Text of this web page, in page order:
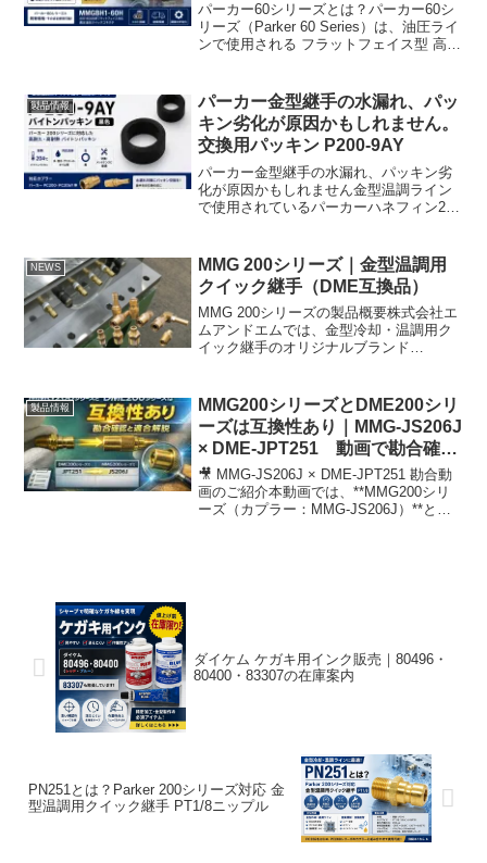
パーカー60シリーズとは？パーカー60シ
リーズ（Parker 60 Series）は、油圧ライ
ンで使用される フラットフェイス型 高圧
続時の油漏れ低減異物混入防...
製品情報
パーカー金型継手の水漏れ、パッ
キン劣化が原因かもしれません。
交換用パッキン P200-9AY
パーカー金型継手の水漏れ、パッキン劣
化が原因かもしれません金型温調ライン
で使用されているパーカーハネフィン200
シール不良が発生することがあります。
その原因、実は「継手...
NEWS
MMG 200シリーズ｜金型温調用
クイック継手（DME互換品）
MMG 200シリーズの製品概要株式会社エ
ムアンドエムでは、金型冷却・温調用ク
イック継手のオリジナルブランド
200シリーズと互換性があり、既存のシス
テムにスムーズ...
製品情報
MMG200シリーズとDME200シリ
ーズは互換性あり｜MMG-JS206J
× DME-JPT251 動画で勘合確認
と適合解説
🎥 MMG-JS206J × DME-JPT251 勘合動
画のご紹介本動画では、**MMG200シリ
ーズ（カプラー：MMG-JS206J）**と、
ダイケム ケガキ用インク販売｜80496・
80400・83307の在庫案内
PN251とは？Parker 200シリーズ対応 金
型温調用クイック継手 PT1/8ニップル